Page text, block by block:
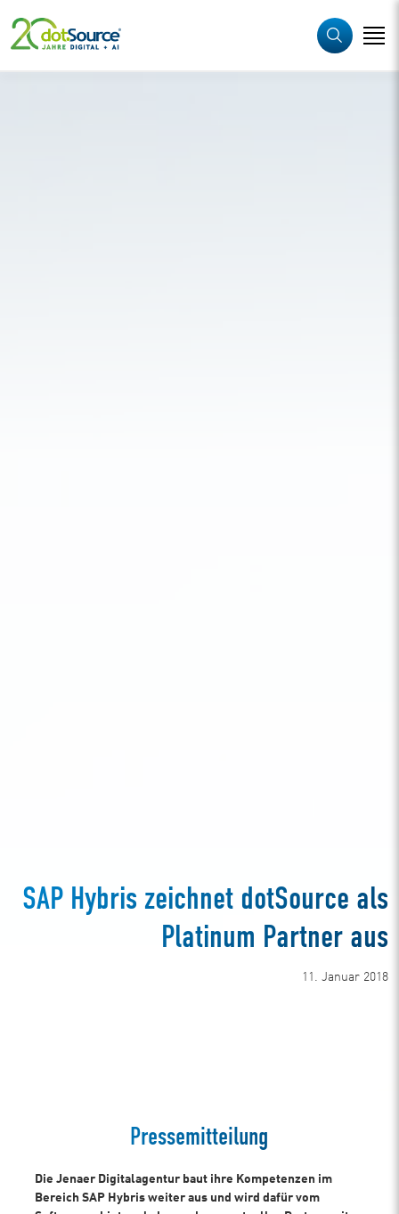
SAP Hybris zeichnet dotSource als
Platinum Partner aus
11. Januar 2018
Pressemitteilung
Die Jenaer Digitalagentur baut ihre Kompetenzen im
Bereich SAP Hybris weiter aus und wird dafür vom